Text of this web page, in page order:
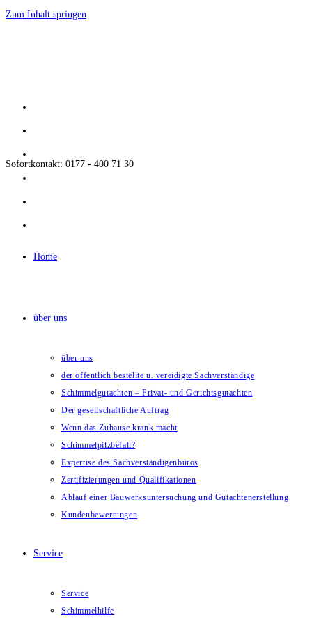
Zum Inhalt springen
Sofortkontakt: 0177 - 400 71 30
Home
über uns
über uns
der öffentlich bestellte u. vereidigte Sachverständige
Schimmelgutachten – Privat- und Gerichtsgutachten
Der gesellschaftliche Auftrag
Wenn das Zuhause krank macht
Schimmelpilzbefall?
Expertise des Sachverständigenbüros
Zertifizierungen und Qualifikationen
Ablauf einer Bauwerksuntersuchung und Gutachtenerstellung
Kundenbewertungen
Service
Service
Schimmelhilfe